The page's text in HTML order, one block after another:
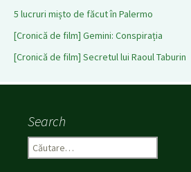
5 lucruri mișto de făcut în Palermo
[Cronică de film] Gemini: Conspirația
[Cronică de film] Secretul lui Raoul Taburin
Search
a